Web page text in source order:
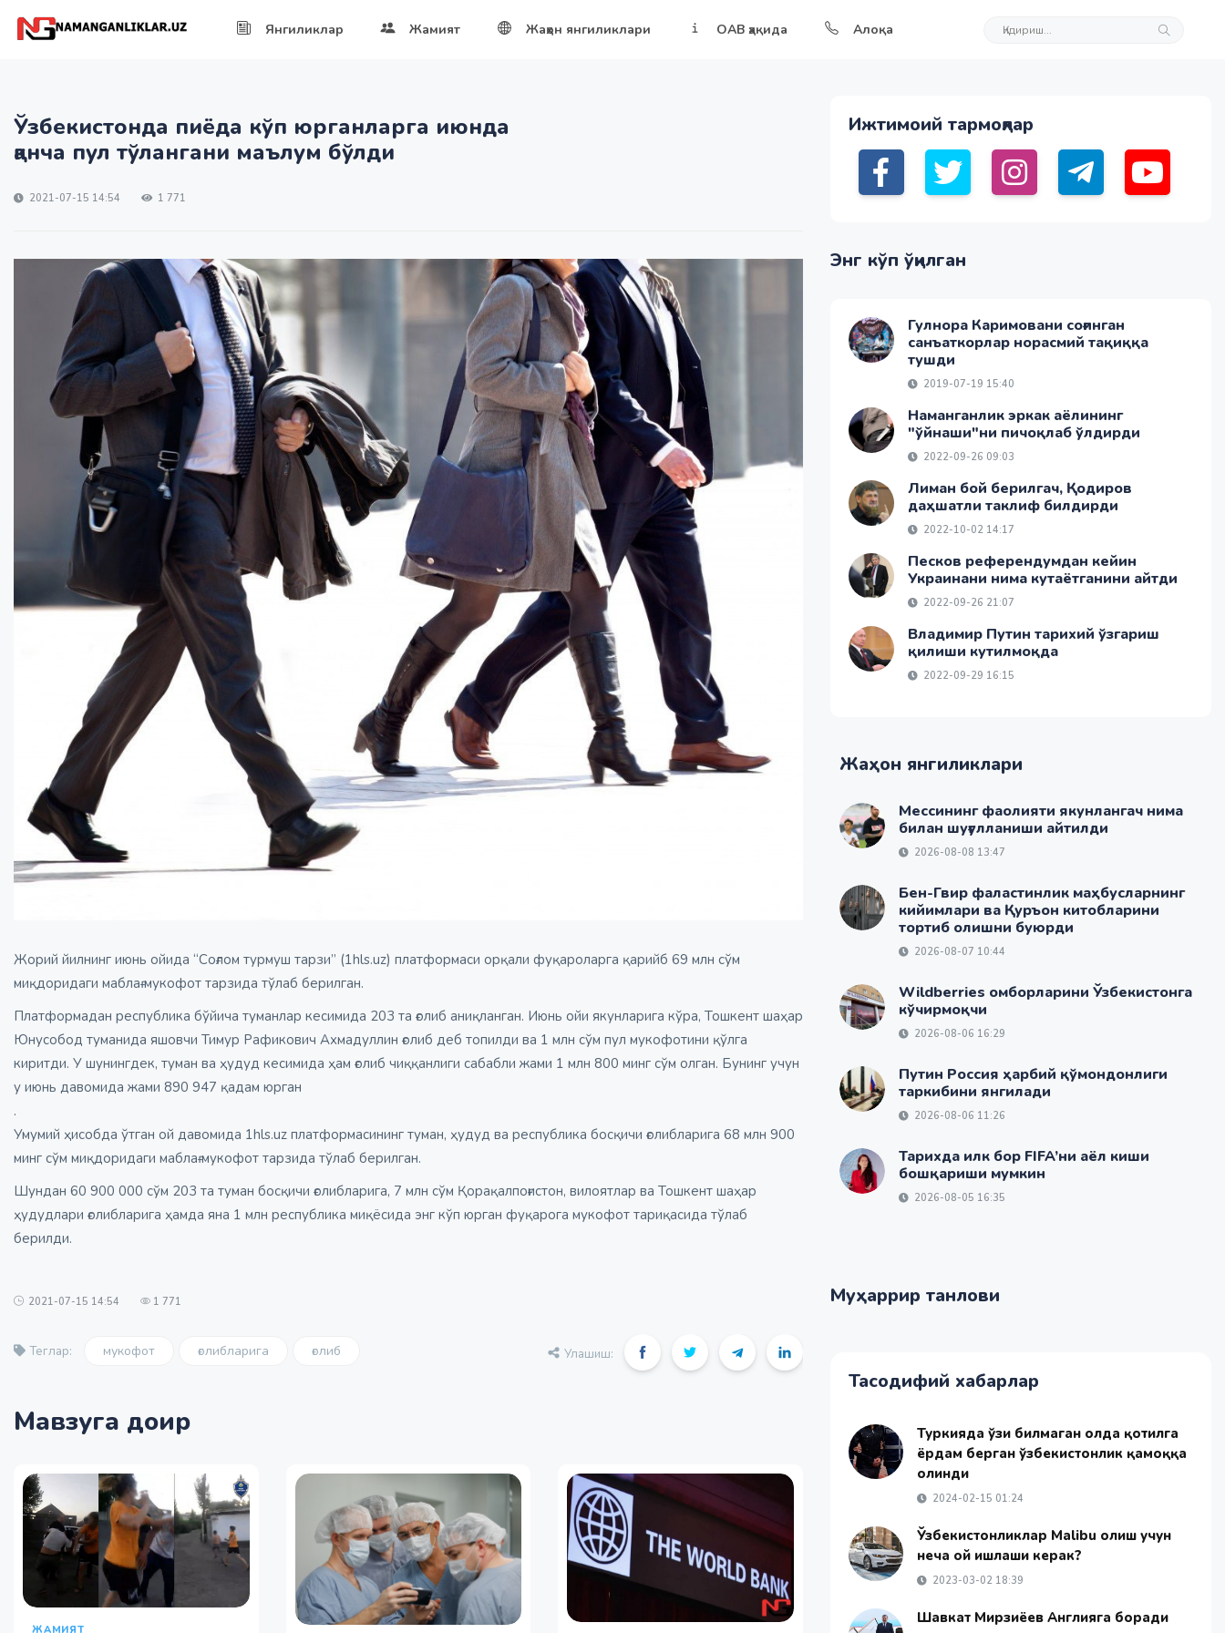
Янгиликлар Жамият Жаҳон янгиликлари ОАВ ҳақида Алоқа
Ўзбекистонда пиёда кўп юрганларга июнда
қанча пул тўлангани маълум бўлди
2021-07-15 14:54 1 771
Жорий йилнинг июнь ойида “Соғлом турмуш тарзи” (1hls.uz) платформаси орқали фуқароларга қарийб 69 млн сўм
миқдоридаги маблағ мукофот тарзида тўлаб берилган.
Платформадан республика бўйича туманлар кесимида 203 та ғолиб аниқланган. Июнь ойи якунларига кўра, Тошкент шаҳар
Юнусобод туманида яшовчи Тимур Рафикович Aхмадуллин ғолиб деб топилди ва 1 млн сўм пул мукофотини қўлга
киритди. У шунингдек, туман ва ҳудуд кесимида ҳам ғолиб чиққанлиги сабабли жами 1 млн 800 минг сўм олган. Бунинг учун
у июнь давомида жами 890 947 қадам юрган
.
Умумий ҳисобда ўтган ой давомида 1hls.uz платформасининг туман, ҳудуд ва республика босқичи ғолибларига 68 млн 900
минг сўм миқдоридаги маблағ мукофот тарзида тўлаб берилган.
Шундан 60 900 000 сўм 203 та туман босқичи ғолибларига, 7 млн сўм Қорақалпоғистон, вилоятлар ва Тошкент шаҳар
ҳудудлари ғолибларига ҳамда яна 1 млн республика миқёсида энг кўп юрган фуқарога мукофот тариқасида тўлаб
берилди.
2021-07-15 14:54 1 771
Теглар: мукофот ғолибларига ғолиб Улашиш:
Мавзуга доир
ЖАМИЯТ
Ижтимоий тармоқлар
Энг кўп ўқилган
Гулнора Каримовани соғинган
санъаткорлар норасмий тақиққа
тушди
2019-07-19 15:40
Наманганлик эркак аёлининг
"ўйнаши"ни пичоқлаб ўлдирди
2022-09-26 09:03
Лиман бой берилгач, Қодиров
даҳшатли таклиф билдирди
2022-10-02 14:17
Песков референдумдан кейин
Украинани нима кутаётганини айтди
2022-09-26 21:07
Владимир Путин тарихий ўзгариш
қилиши кутилмоқда
2022-09-29 16:15
Жаҳон янгиликлари
Мессининг фаолияти якунлангач нима
билан шуғулланиши айтилди
2026-08-08 13:47
Бен-Гвир фаластинлик маҳбусларнинг
кийимлари ва Қуръон китобларини
тортиб олишни буюрди
2026-08-07 10:44
Wildberries омборларини Ўзбекистонга
кўчирмоқчи
2026-08-06 16:29
Путин Россия ҳарбий қўмондонлиги
таркибини янгилади
2026-08-06 11:26
Тарихда илк бор FIFA’ни аёл киши
бошқариши мумкин
2026-08-05 16:35
Муҳаррир танлови
Тасодифий хабарлар
Туркияда ўзи билмаган ҳолда қотилга
ёрдам берган ўзбекистонлик қамоққа
олинди
2024-02-15 01:24
Ўзбекистонликлар Malibu олиш учун
неча ой ишлаши керак?
2023-03-02 18:39
Шавкат Мирзиёев Англияга боради